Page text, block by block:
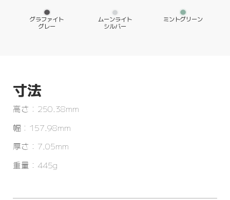
グラファイト
グレー
ムーンライト
シルバー
ミントグリーン
寸法
高さ：250.38mm
幅：157.98mm
厚さ：7.05mm
重量：445g